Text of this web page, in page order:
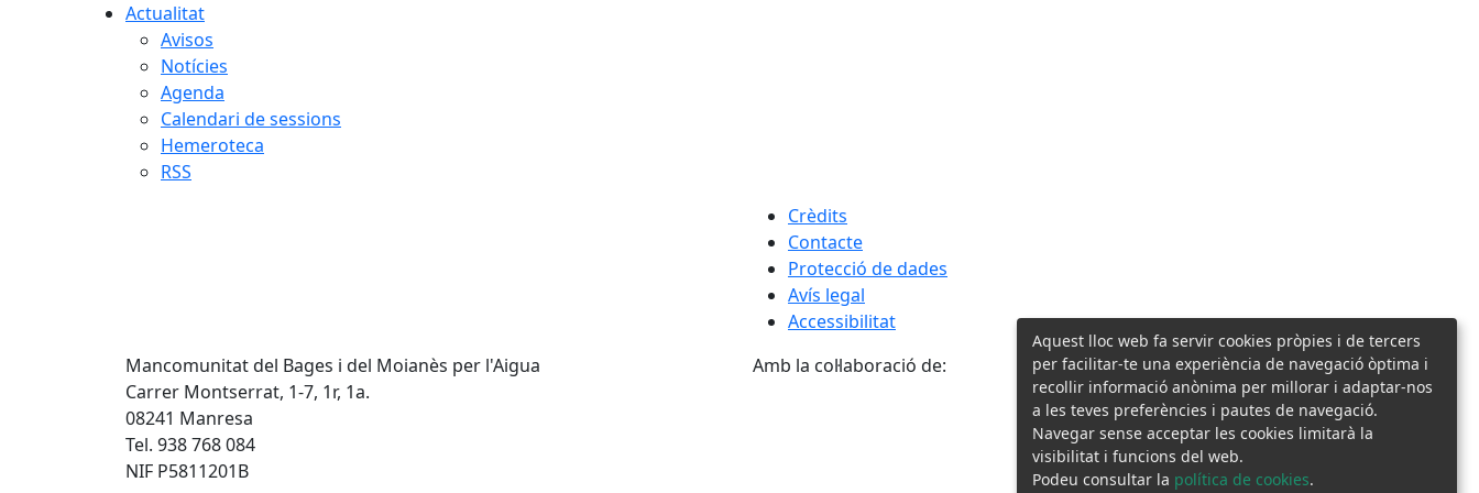
Actualitat
Avisos
Notícies
Agenda
Calendari de sessions
Hemeroteca
RSS
Crèdits
Contacte
Protecció de dades
Avís legal
Accessibilitat
Mancomunitat del Bages i del Moianès per l'Aigua
Carrer Montserrat, 1-7, 1r, 1a.
08241 Manresa
Tel. 938 768 084
NIF P5811201B
Amb la col·laboració de:
Aquest lloc web fa servir cookies pròpies i de tercers
per facilitar-te una experiència de navegació òptima i
recollir informació anònima per millorar i adaptar-nos
a les teves preferències i pautes de navegació.
Navegar sense acceptar les cookies limitarà la
visibilitat i funcions del web.
Podeu consultar la política de cookies.